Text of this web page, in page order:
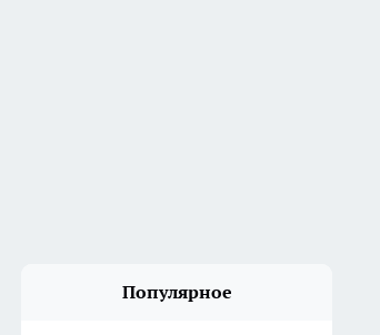
Популярное